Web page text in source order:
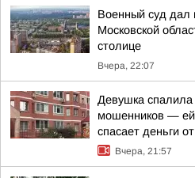
Военный суд
Московской
столице
Вчера, 22:07
Девушка спалила
мошенников — ей
спасает деньги
Вчера, 21:57